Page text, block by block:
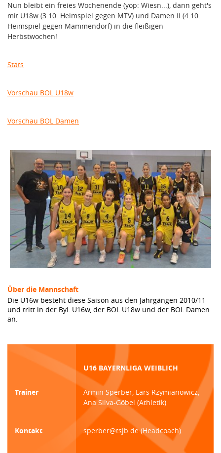
Nun bleibt ein freies Wochenende (yop: Wiesn...), dann geht's
mit U18w (3.10. Heimspiel gegen MTV) und Damen II (4.10.
Heimspiel gegen Mammendorf) in die fleißigen
Herbstwochen!
Stats
Vorschau BOL U18w
Vorschau BOL Damen
Über die Mannschaft
Die U16w besteht diese Saison aus den Jahrgängen 2010/11
und tritt in der ByL U16w, der BOL U18w und der BOL Damen
an.
U16 BAYERNLIGA WEIBLICH
Trainer
Armin Sperber, Lars Rzymianowicz,
Ana Silva-Göbel (Athletik)
Kontakt sperber@tsjb.de (Headcoach)